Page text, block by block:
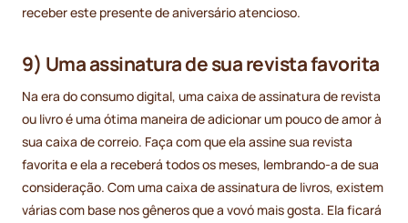
receber este presente de aniversário atencioso.
9) Uma assinatura de sua revista favorita
Na era do consumo digital, uma caixa de assinatura de revista
ou livro é uma ótima maneira de adicionar um pouco de amor à
sua caixa de correio. Faça com que ela assine sua revista
favorita e ela a receberá todos os meses, lembrando-a de sua
consideração. Com uma caixa de assinatura de livros, existem
várias com base nos gêneros que a vovó mais gosta. Ela ficará